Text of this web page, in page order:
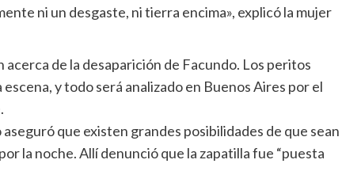
ni un desgaste, ni tierra encima», explicó la mujer
de la desaparición de Facundo. Los peritos
y todo será analizado en Buenos Aires por el
que existen grandes posibilidades de que sean
la noche. Allí denunció que la zapatilla fue “puesta